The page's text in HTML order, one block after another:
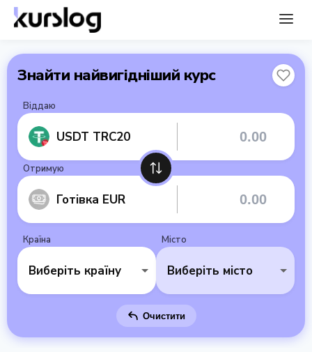
Знайти найвигідніший курс
Віддаю
USDT TRC20
Отримую
Готівка EUR
Країна
Виберіть країну
Місто
Виберіть місто
Очистити